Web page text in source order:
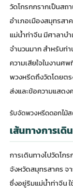
วัดโกรกกรากเป็นส
อำเภอเมืองสมุทรสา
แม่น้ำท่าจีน มีศาลาบ
จำนวนมาก สำหรับท่
ความเสียใจในงานศ
พวงหรีดถึงวัดโดยต
ส่งและข้อความแสดง
รับจัดพวงหรีดดอกไม้
เส้นทางการเดิ
การเดินทางไปวัดโก
จังหวัดสมุทรสาคร จ
ซึ่งอยู่ริมแม่น้ำท่าจีน